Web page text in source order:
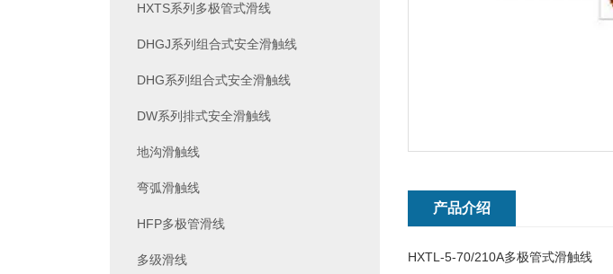
产品介绍
HXTL-5-70/210A多极管式滑触线
HXTS系列多极管式滑线
DHGJ系列组合式安全滑触线
DHG系列组合式安全滑触线
DW系列排式安全滑触线
地沟滑触线
弯弧滑触线
HFP多极管滑线
多级滑线